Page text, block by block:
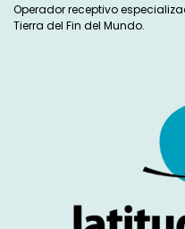
Operador receptivo
Tierra del Fin del Mundo.